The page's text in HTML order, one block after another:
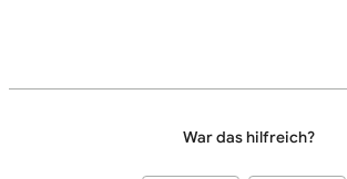
War das hilfreich?